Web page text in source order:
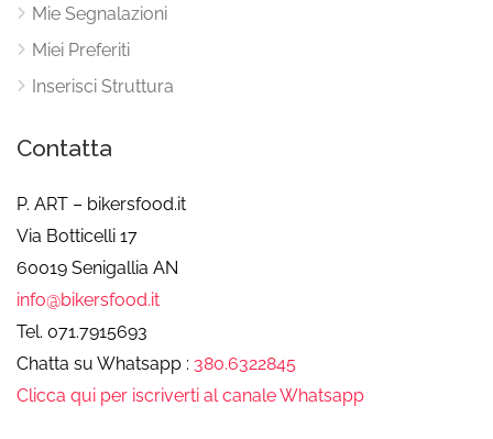
Mie Segnalazioni
Miei Preferiti
Inserisci Struttura
Contatta
P. ART – bikersfood.it
Via Botticelli 17
60019 Senigallia AN
info@bikersfood.it
Tel. 071.7915693
Chatta su Whatsapp : 380.6322845
Clicca qui per iscriverti al canale Whatsapp